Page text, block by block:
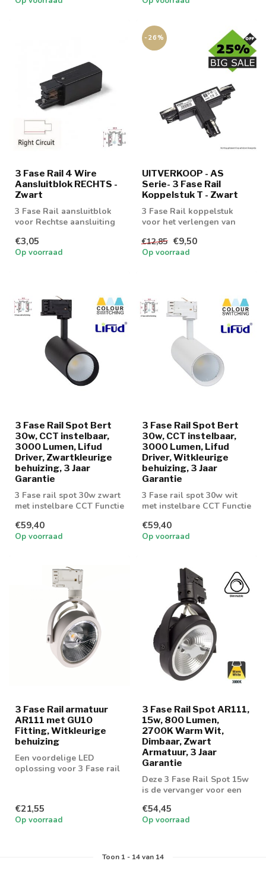
3 Fase Rail 4 Wire
Aansluitblok RECHTS -
Zwart
3 Fase Rail aansluitblok
voor Rechtse aansluiting
€3,05
Op voorraad
-26%
UITVERKOOP - AS
Serie- 3 Fase Rail
Koppelstuk T - Zwart
3 Fase Rail koppelstuk
voor het verlengen van
€12,85 €9,50
Op voorraad
3 Fase Rail Spot Bert
30w, CCT instelbaar,
3000 Lumen, Lifud
Driver, Zwartkleurige
behuizing, 3 Jaar
Garantie
3 Fase rail spot 30w zwart
met instelbare CCT Functie
€59,40
Op voorraad
3 Fase Rail Spot Bert
30w, CCT instelbaar,
3000 Lumen, Lifud
Driver, Witkleurige
behuizing, 3 Jaar
Garantie
3 Fase rail spot 30w wit
met instelbare CCT Functie
€59,40
Op voorraad
3 Fase Rail armatuur
AR111 met GU10
Fitting, Witkleurige
behuizing
Een voordelige LED
oplossing voor 3 Fase rail
€21,55
Op voorraad
3 Fase Rail Spot AR111,
15w, 800 Lumen,
2700K Warm Wit,
Dimbaar, Zwart
Armatuur, 3 Jaar
Garantie
Deze 3 Fase Rail Spot 15w
is de vervanger voor een
€54,45
Op voorraad
Toon 1- 14van 14